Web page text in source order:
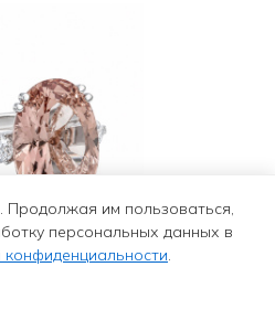
Продолжая им пользоваться,
персональных данных в
конфиденциальности.